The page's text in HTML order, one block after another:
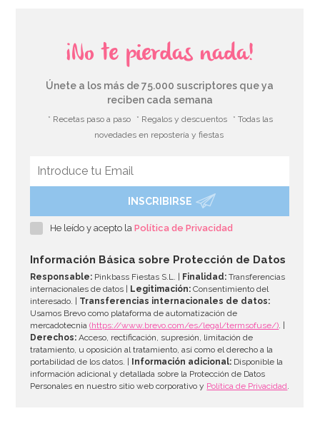
Cupcake Combo Bosque encantado
AÑADIR
¡No te pierdas nada!
Únete a los más de 75.000 suscriptores que ya
reciben cada semana
* Recetas paso a paso * Regalos y descuentos
* Todas las
novedades en repostería y fiestas
INSCRIBIRSE
He leído y acepto laPolítica de Privacidad
Información Básica sobre Protección de Datos
Responsable: Pinkbass Fiestas S.L. | Finalidad: Transferencias
internacionales de datos |
Legitimación: Consentimiento del
interesado. | Transferencias internacionales de datos:
Usamos Brevo como plataforma de automatización de
mercadotecnia(https://www.brevo.com/es/legal/termsofuse/). |
Derechos: Acceso, rectificación, supresión, limitación de
tratamiento, u oposición al tratamiento, así como el derecho a la
portabilidad de los datos. |
Información adicional: Disponible la
información adicional y detallada sobre la Protección de Datos
Personales en nuestro sitio web corporativo y Política de Privacidad.